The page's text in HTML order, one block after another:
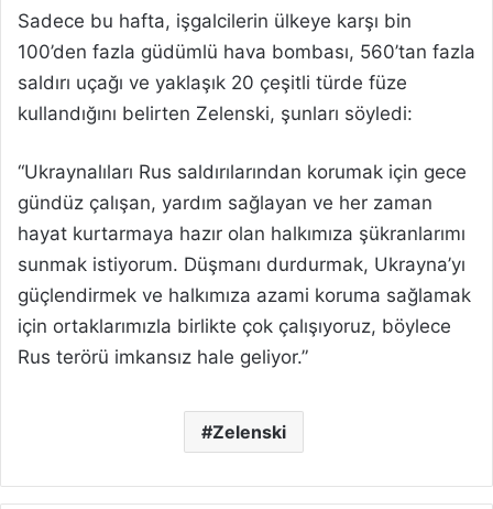
Sadece bu hafta, işgalcilerin ülkeye karşı bin
100’den fazla güdümlü hava bombası, 560’tan fazla
saldırı uçağı ve yaklaşık 20 çeşitli türde füze
kullandığını belirten Zelenski, şunları söyledi:
“Ukraynalıları Rus saldırılarından korumak için gece
gündüz çalışan, yardım sağlayan ve her zaman
hayat kurtarmaya hazır olan halkımıza şükranlarımı
sunmak istiyorum. Düşmanı durdurmak, Ukrayna’yı
güçlendirmek ve halkımıza azami koruma sağlamak
için ortaklarımızla birlikte çok çalışıyoruz, böylece
Rus terörü imkansız hale geliyor.”
Zelenski